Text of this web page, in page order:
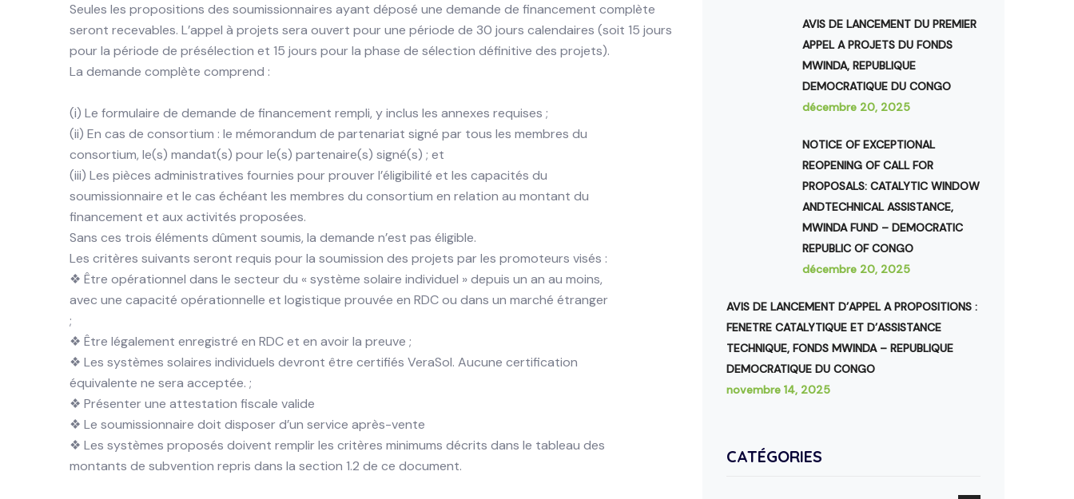
Seules les propositions des soumissionnaires ayant déposé une demande de financement complète
seront recevables. L’appel à projets sera ouvert pour une période de 30 jours calendaires (soit 15 jours
pour la période de présélection et 15 jours pour la phase de sélection définitive des projets).
La demande complète comprend :
(i) Le formulaire de demande de financement rempli, y inclus les annexes requises ;
(ii) En cas de consortium : le mémorandum de partenariat signé par tous les membres du
consortium, le(s) mandat(s) pour le(s) partenaire(s) signé(s) ; et
(iii) Les pièces administratives fournies pour prouver l’éligibilité et les capacités du
soumissionnaire et le cas échéant les membres du consortium en relation au montant du
financement et aux activités proposées.
Sans ces trois éléments dûment soumis, la demande n’est pas éligible.
Les critères suivants seront requis pour la soumission des projets par les promoteurs visés :
❖ Être opérationnel dans le secteur du « système solaire individuel » depuis un an au moins,
avec une capacité opérationnelle et logistique prouvée en RDC ou dans un marché étranger
;
❖ Être légalement enregistré en RDC et en avoir la preuve ;
❖ Les systèmes solaires individuels devront être certifiés VeraSol. Aucune certification
équivalente ne sera acceptée. ;
❖ Présenter une attestation fiscale valide
❖ Le soumissionnaire doit disposer d’un service après-vente
❖ Les systèmes proposés doivent remplir les critères minimums décrits dans le tableau des
montants de subvention repris dans la section 1.2 de ce document.
AVIS DE LANCEMENT DU PREMIER
APPEL A PROJETS DU FONDS
MWINDA, REPUBLIQUE
DEMOCRATIQUE DU CONGO
décembre 20, 2025
NOTICE OF EXCEPTIONAL
REOPENING OF CALL FOR
PROPOSALS: CATALYTIC WINDOW
ANDTECHNICAL ASSISTANCE,
MWINDA FUND – DEMOCRATIC
REPUBLIC OF CONGO
décembre 20, 2025
AVIS DE LANCEMENT D’APPEL A PROPOSITIONS :
FENETRE CATALYTIQUE ET D’ASSISTANCE
TECHNIQUE, FONDS MWINDA – REPUBLIQUE
DEMOCRATIQUE DU CONGO
novembre 14, 2025
CATÉGORIES